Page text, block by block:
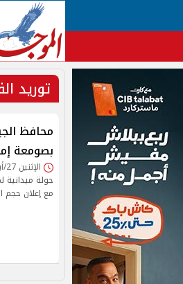
توريد
بصومعة
الإثنين 27/أبريل/2026 - 12:15 م
مع إعلان حجم التوريد